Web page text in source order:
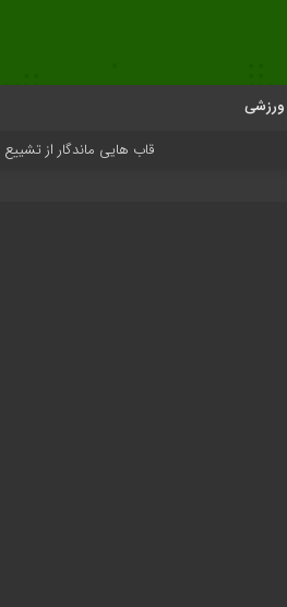
ورزشی
قاب هایی ماندگار از تشییع رهبر